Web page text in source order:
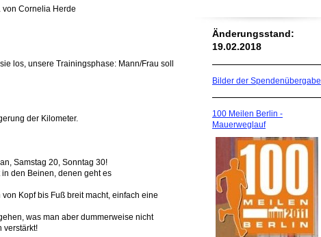
von Cornelia Herde
los, unsere Trainingsphase: Mann/Frau soll
der Kilometer.
Samstag 20, Sonntag 30!
den Beinen, denen geht es
Kopf bis Fuß breit macht, einfach eine
was man aber dummerweise nicht
verstärkt!
Änderungsstand:
19.02.2018
Bilder der Spendenübergabe
100 Meilen Berlin -
Mauerweglauf